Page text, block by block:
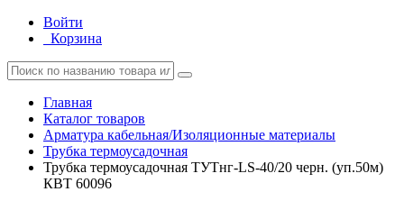
Войти
Корзина
Главная
Каталог товаров
Арматура кабельная/Изоляционные материалы
Трубка термоусадочная
Трубка термоусадочная ТУТнг-LS-40/20 черн. (уп.50м)
КВТ 60096